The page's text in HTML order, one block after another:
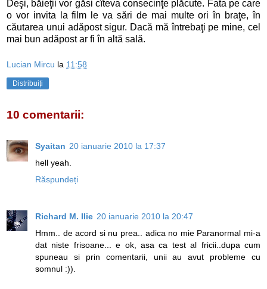
Deşi, băieţii vor găsi cîteva consecinţe plăcute. Fata pe care
o vor invita la film le va sări de mai multe ori în braţe, în
căutarea unui adăpost sigur. Dacă mă întrebaţi pe mine, cel
mai bun adăpost ar fi în altă sală.
Lucian Mircu la 11:58
Distribuiți
10 comentarii:
Syaitan 20 ianuarie 2010 la 17:37
hell yeah.
Răspundeți
Richard M. Ilie 20 ianuarie 2010 la 20:47
Hmm.. de acord si nu prea.. adica no mie Paranormal mi-a
dat niste frisoane... e ok, asa ca test al fricii..dupa cum
spuneau si prin comentarii, unii au avut probleme cu
somnul :)).